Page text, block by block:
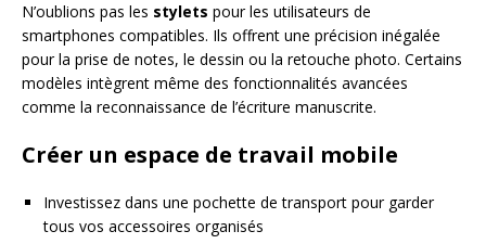
N’oublions pas les stylets pour les utilisateurs de
smartphones compatibles. Ils offrent une précision inégalée
pour la prise de notes, le dessin ou la retouche photo. Certains
modèles intègrent même des fonctionnalités avancées
comme la reconnaissance de l’écriture manuscrite.
Créer un espace de travail mobile
Investissez dans une pochette de transport pour garder
tous vos accessoires organisés